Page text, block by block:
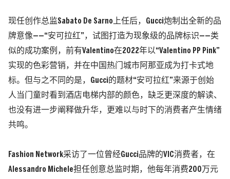
现任创作总监Sabato De Sarno上任后，Gucci炮制出全新的品
牌意像——“安可拉红”，试图打造为现象级的品牌标识——类
似的成功案例，前有Valentino在2022年以“Valentino PP Pink”
实现的色彩营销，并在中国热门城市阿那亚成为打卡式地
标。但与之不同的是，Gucci的题材“安可拉红”来源于创始
人当门童时看到酒店电梯内部的颜色，缺乏更深度的解读、
也没有进一步阐释做升华，更难以与时下的消费者产生情绪
共鸣。
Fashion Network采访了一位曾经Gucci品牌的VIC消费者，在
Alessandro Michele担任创意总监时期，他每年消费200万元